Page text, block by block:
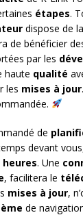
étapes.
dispose de
de bénéficier
par les
haute qualité
les mises à jour
de
devant
heures. Une
, facilitera le
mises à jour,
de